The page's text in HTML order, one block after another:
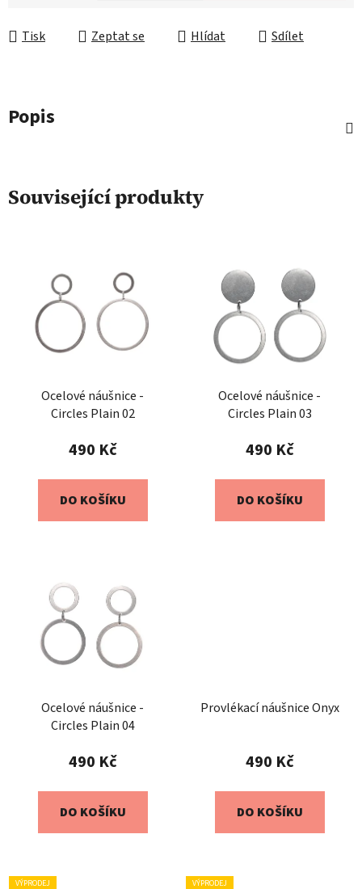
Tisk Zeptat se Hlídat Sdílet
Popis
Související produkty
Ocelové náušnice -
Circles Plain 02
490 Kč
DO KOŠÍKU
Ocelové náušnice -
Circles Plain 03
490 Kč
DO KOŠÍKU
Ocelové náušnice -
Circles Plain 04
490 Kč
DO KOŠÍKU
Provlékací náušnice Onyx
490 Kč
DO KOŠÍKU
VÝPRODEJ VÝPRODEJ